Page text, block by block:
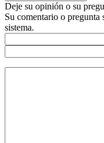
Deje su opinión o su
Su comentario o pregunta
sistema.